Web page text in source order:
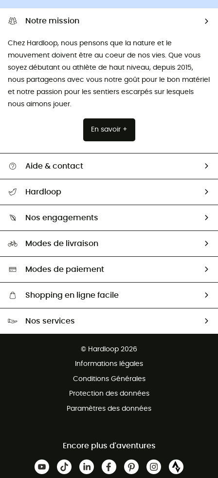
Notre mission
Chez Hardloop, nous pensons que la nature et le
mouvement doivent être au coeur de nos vies. Que vous
soyez débutant ou athlète de haut niveau, depuis 2015,
nous partageons avec vous notre goût pour le bon matériel
et notre passion pour les sentiers escarpés sur lesquels
nous aimons jouer.
En savoir +
Aide & contact
Retour & remboursement
Guide des tailles
Seconde Main
Aide & Contact
Hardloop
HardGuides
Nos engagements
Sélection éco-responsable
Modes de livraison
Modes de paiement
Shopping en ligne facile
Nos services
© Hardloop 2026
Informations légales
Conditions Générales
Protection des données
Paramètres des données
Encore plus d'aventures